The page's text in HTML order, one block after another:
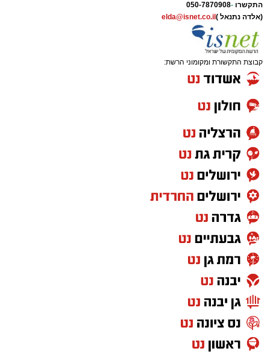
התקשרו -
050-7870908
(אלדה נתנאל ) elda@isnet.co.il
קבוצת התקשורת ומקומוני הרשת: